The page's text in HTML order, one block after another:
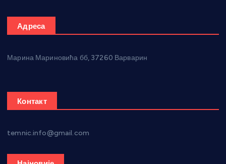
Адреса
Марина Мариновића бб, 37260 Варварин
Контакт
temnic.info@gmail.com